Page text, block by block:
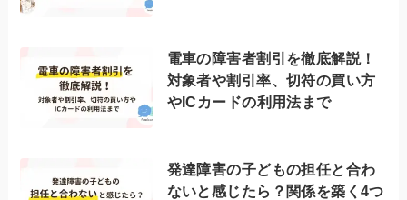
電車の障害者割引を徹底解説！
対象者や割引率、切符の買い方
やICカードの利用法まで
発達障害の子どもの担任と合わ
ないと感じたら？関係を築く4つ